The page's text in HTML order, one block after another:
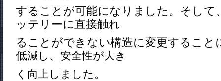
することが可能になりました。 そして
ッテリーに直接触れ
ること ができない構造に変更すること
低減し、安全性が大き
く向上しました。